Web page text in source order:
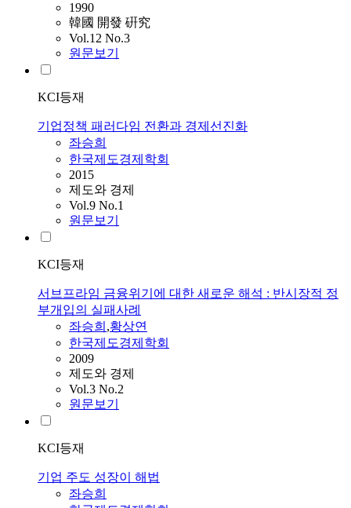
1990
韓國 開發 硏究
Vol.12 No.3
원문보기
KCI등재
기업정책 패러다임 전환과 경제선진화
좌승희
한국제도경제학회
2015
제도와 경제
Vol.9 No.1
원문보기
KCI등재
서브프라임 금융위기에 대한 새로운 해석 : 반시장적 정
부개입의 실패사례
좌승희 ,황상연
한국제도경제학회
2009
제도와 경제
Vol.3 No.2
원문보기
KCI등재
기업 주도 성장이 해법
좌승희